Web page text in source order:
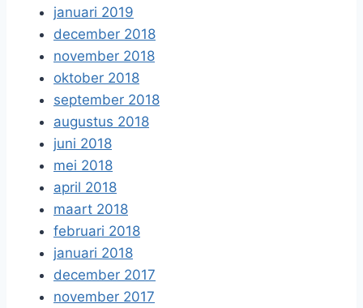
januari 2019
december 2018
november 2018
oktober 2018
september 2018
augustus 2018
juni 2018
mei 2018
april 2018
maart 2018
februari 2018
januari 2018
december 2017
november 2017